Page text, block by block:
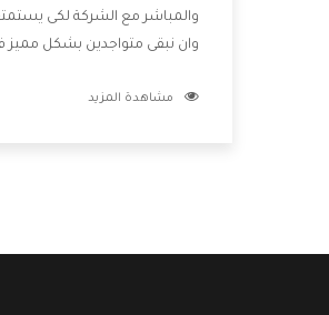
والمباشر مع الشركة لكى
وان نبقى متواجدين بشكل
بالخدمات التى تنفرد الشركة بها
مشاهدة المزيد